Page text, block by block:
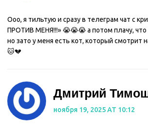
Ооо, я тильтую и сразу в телеграм чат с
ПРОТИВ МЕНЯ!!!» 😭😭😭 а потом плачу, что
но зато у меня есть кот, который смотрит
🐱💔
Дмитрий
ноября 19, 2025 AT 10:12